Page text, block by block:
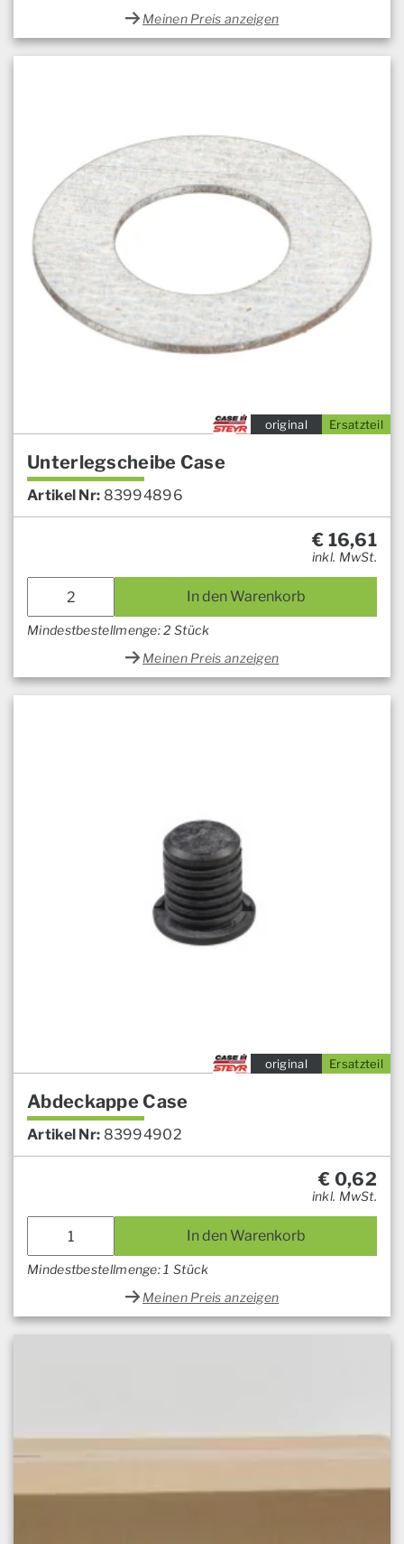
Meinen Preis anzeigen
Ersatzteil
original
Unterlegscheibe Case
Artikel Nr: 83994896
€ 16,61
inkl. MwSt.
In den Warenkorb
Mindestbestellmenge: 2 Stück
Meinen Preis anzeigen
Ersatzteil
original
Abdeckappe Case
Artikel Nr: 83994902
€ 0,62
inkl. MwSt.
In den Warenkorb
Mindestbestellmenge: 1 Stück
Meinen Preis anzeigen